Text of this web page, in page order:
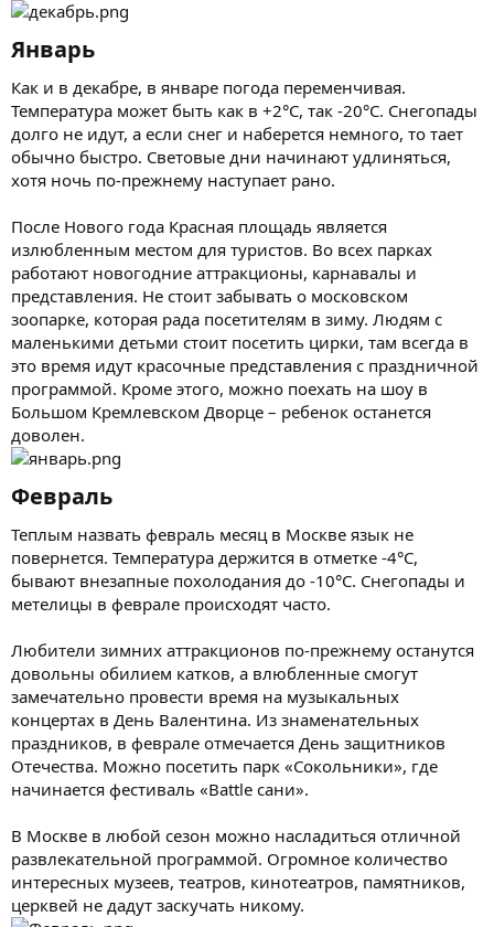
Январь​
Как и в декабре, в январе погода переменчивая.
Температура может быть как в +2°C, так -20°C. Снегопады
долго не идут, а если снег и наберется немного, то тает
обычно быстро. Световые дни начинают удлиняться,
хотя ночь по-прежнему наступает рано.
После Нового года Красная площадь является
излюбленным местом для туристов. Во всех парках
работают новогодние аттракционы, карнавалы и
представления. Не стоит забывать о московском
зоопарке, которая рада посетителям в зиму. Людям с
маленькими детьми стоит посетить цирки, там всегда в
это время идут красочные представления с праздничной
программой. Кроме этого, можно поехать на шоу в
Большом Кремлевском Дворце – ребенок останется
доволен.
Февраль​
Теплым назвать февраль месяц в Москве язык не
повернется. Температура держится в отметке -4°C,
бывают внезапные похолодания до -10°C. Снегопады и
метелицы в феврале происходят часто.
Любители зимних аттракционов по-прежнему останутся
довольны обилием катков, а влюбленные смогут
замечательно провести время на музыкальных
концертах в День Валентина. Из знаменательных
праздников, в феврале отмечается День защитников
Отечества. Можно посетить парк «Сокольники», где
начинается фестиваль «Battle сани».
В Москве в любой сезон можно насладиться отличной
развлекательной программой. Огромное количество
интересных музеев, театров, кинотеатров, памятников,
церквей не дадут заскучать никому.